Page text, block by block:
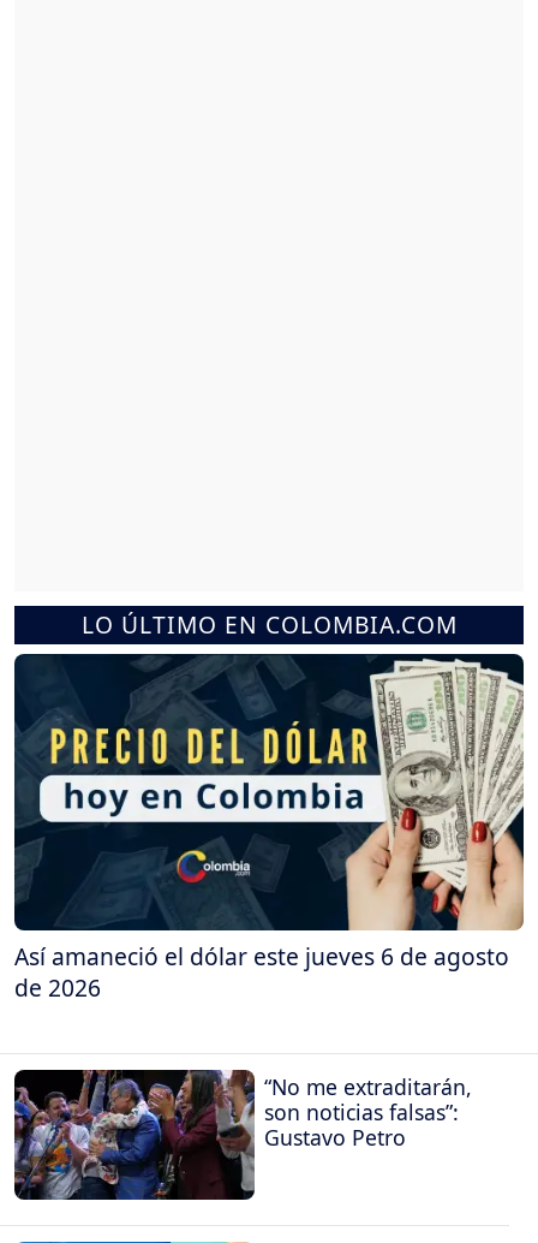
LO ÚLTIMO EN COLOMBIA.COM
Así amaneció el dólar este jueves 6 de agosto
de 2026
“No me extraditarán,
son noticias falsas”:
Gustavo Petro